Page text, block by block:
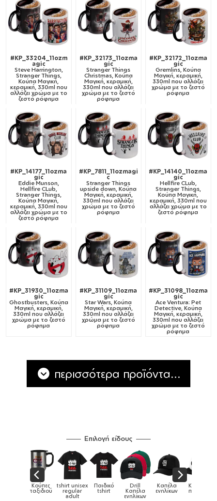
#KP_33204_11ozm
agic
Steve Harrington,
Stranger Things,
Κούπα Μαγική,
κεραμική, 330ml που
αλλάζει χρώμα με το
ζεστό ρόφημα
#KP_32173_11ozma
gic
Stranger Things
Christmas, Κούπα
Μαγική, κεραμική,
330ml που αλλάζει
χρώμα με το ζεστό
ρόφημα
#KP_32172_11ozma
gic
Gremlins, Κούπα
Μαγική, κεραμική,
330ml που αλλάζει
χρώμα με το ζεστό
ρόφημα
#KP_14177_11ozma
gic
Eddie Munson,
Hellfire CLub,
Stranger Things,
Κούπα Μαγική,
κεραμική, 330ml που
αλλάζει χρώμα με το
ζεστό ρόφημα
#KP_7811_11ozmagi
c
Stranger Things
upside down, Κούπα
Μαγική, κεραμική,
330ml που αλλάζει
χρώμα με το ζεστό
ρόφημα
#KP_14140_11ozma
gic
Hellfire CLub,
Stranger Things,
Κούπα Μαγική,
κεραμική, 330ml που
αλλάζει χρώμα με το
ζεστό ρόφημα
#KP_31930_11ozma
gic
Ghostbusters, Κούπα
Μαγική, κεραμική,
330ml που αλλάζει
χρώμα με το ζεστό
ρόφημα
#KP_31109_11ozma
gic
Star Wars, Κούπα
Μαγική, κεραμική,
330ml που αλλάζει
χρώμα με το ζεστό
ρόφημα
#KP_31098_11ozma
gic
Ace Ventura: Pet
Detective, Κούπα
Μαγική, κεραμική,
330ml που αλλάζει
χρώμα με το ζεστό
ρόφημα
περισσότερα προϊόντα...
Επιλογή είδους
Παιδικό
tshirt
Drill
Καπέλα
ενηλίκων
Καπέλα
ενηλίκων
Καπέλα
παιδικά Κούπες